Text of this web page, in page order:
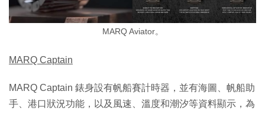
MARQ Aviator。
MARQ Captain
MARQ Captain 錶身設有帆船賽計時器，並有海圖、帆船助
手、港口狀況功能，以及風速、溫度和潮汐等資料顯示，為